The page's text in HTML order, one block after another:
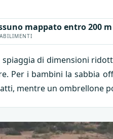
mappato entro 200 m
di dimensioni
Per i bambini la sabbia
mentre un ombrellone